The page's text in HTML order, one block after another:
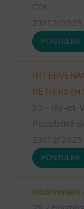
CDI
23/12/2025
POSTULER
RETIERS
35 - Ille-et-
Possibilité
23/12/2025
POSTULER
Intervenant